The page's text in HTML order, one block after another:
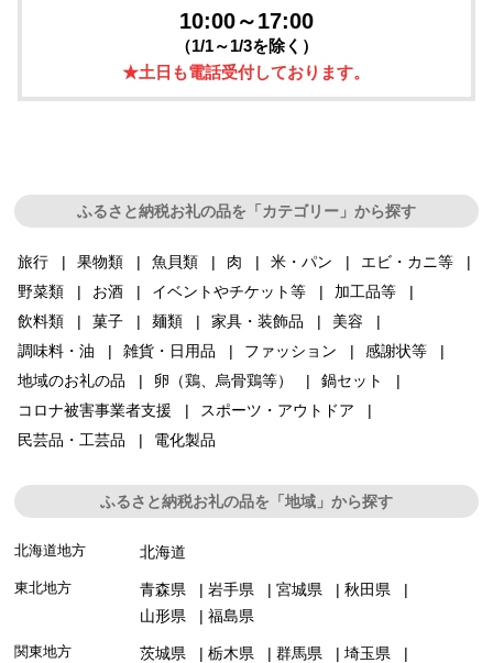
10:00～17:00
（1/1～1/3を除く）
★土日も電話受付しております。
ふるさと納税お礼の品を「カテゴリー」から探す
旅行 果物類 魚貝類 肉 米・パン
エビ・カニ等
野菜類
お酒 イベントやチケット等
加工品等
飲料類
菓子 麺類 家具・装飾品
美容
調味料・油
雑貨・日用品 ファッション
感謝状等
地域のお礼の品
卵（鶏、烏骨鶏等）
鍋セット
コロナ被害事業者支援
スポーツ・アウトドア
民芸品・工芸品
電化製品
ふるさと納税お礼の品を「地域」から探す
北海道地方 北海道
東北地方 青森県 岩手県 宮城県
秋田県
山形県
福島県
関東地方 茨城県 栃木県 群馬県
埼玉県